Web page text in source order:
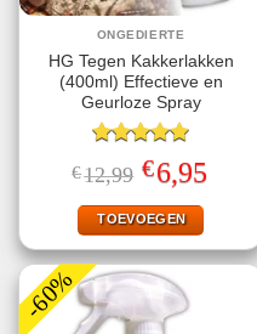
ONGEDIERTE
HG Tegen Kakkerlakken
(400ml) Effectieve en
Geurloze Spray
Gewaardeerd
5.00uit 5
€12,99 Oorspronkelijke
prijs
was:
€12,99.
€6,95prijs
TOEVOEGEN
-60%